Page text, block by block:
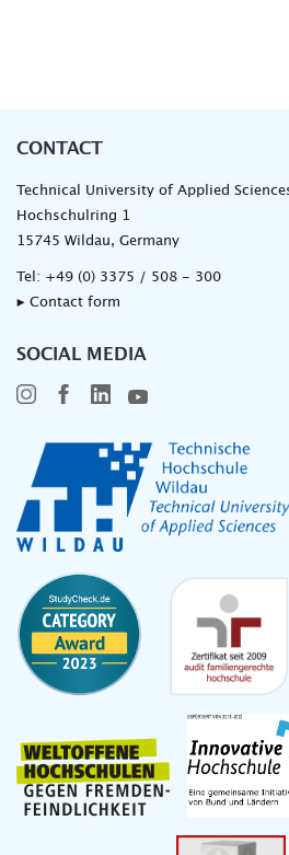
CONTACT
Technical University of Applied
Hochschulring 1
15745 Wildau, Germany
Tel: +49 (0) 3375 / 508 - 300
▸ Contact form
SOCIAL MEDIA